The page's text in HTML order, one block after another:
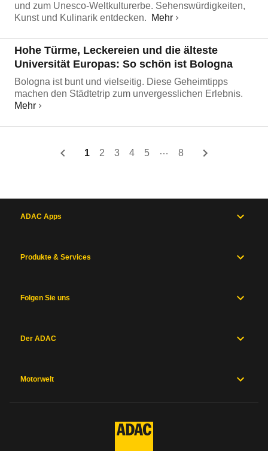
und zum Unesco-Weltkulturerbe. Sehenswürdigkeiten,
Kunst und Kulinarik entdecken.
Mehr
Hohe Türme, Leckereien und die älteste
Universität Europas: So schön ist Bologna
Bologna ist bunt und vielseitig. Diese Geheimtipps
machen den Städtetrip zum unvergesslichen Erlebnis.
Mehr
1 2 3 4 5 … 8
ADAC Apps
Produkte & Services
Folgen Sie uns
Der ADAC
Motorwelt